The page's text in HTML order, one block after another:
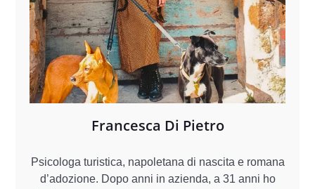
Francesca Di Pietro
Psicologa turistica, napoletana di nascita e romana
d’adozione. Dopo anni in azienda, a 31 anni ho